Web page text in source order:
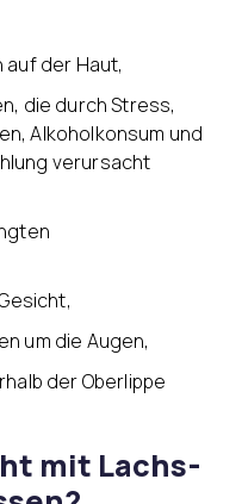
der Haut,
die durch Stress,
Alkoholkonsum und
verursacht
um die Augen,
der Oberlippe
mit Lachs-